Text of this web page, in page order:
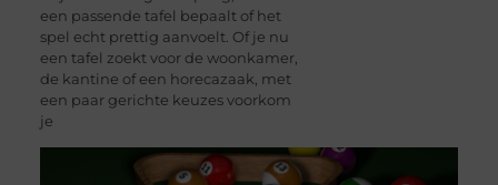
een passende tafel bepaalt of het
spel echt prettig aanvoelt. Of je nu
een tafel zoekt voor de woonkamer,
de kantine of een horecazaak, met
een paar gerichte keuzes voorkom
je